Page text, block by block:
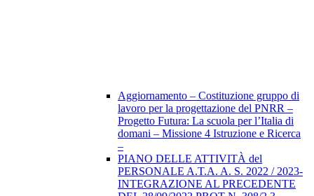
Aggiornamento – Costituzione gruppo di
lavoro per la progettazione del PNRR –
Progetto Futura: La scuola per l’Italia di
domani – Missione 4 Istruzione e Ricerca
–
PIANO DELLE ATTIVITÀ del
PERSONALE A.T.A. A. S. 2022 / 2023-
INTEGRAZIONE AL PRECEDENTE